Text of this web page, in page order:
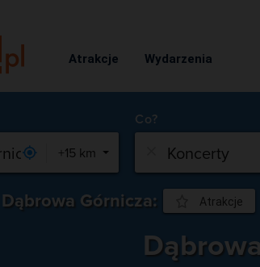
Atrakcje Wydarzenia
+15 km
Co?
Dąbrowa Górnicza: Atrakcje